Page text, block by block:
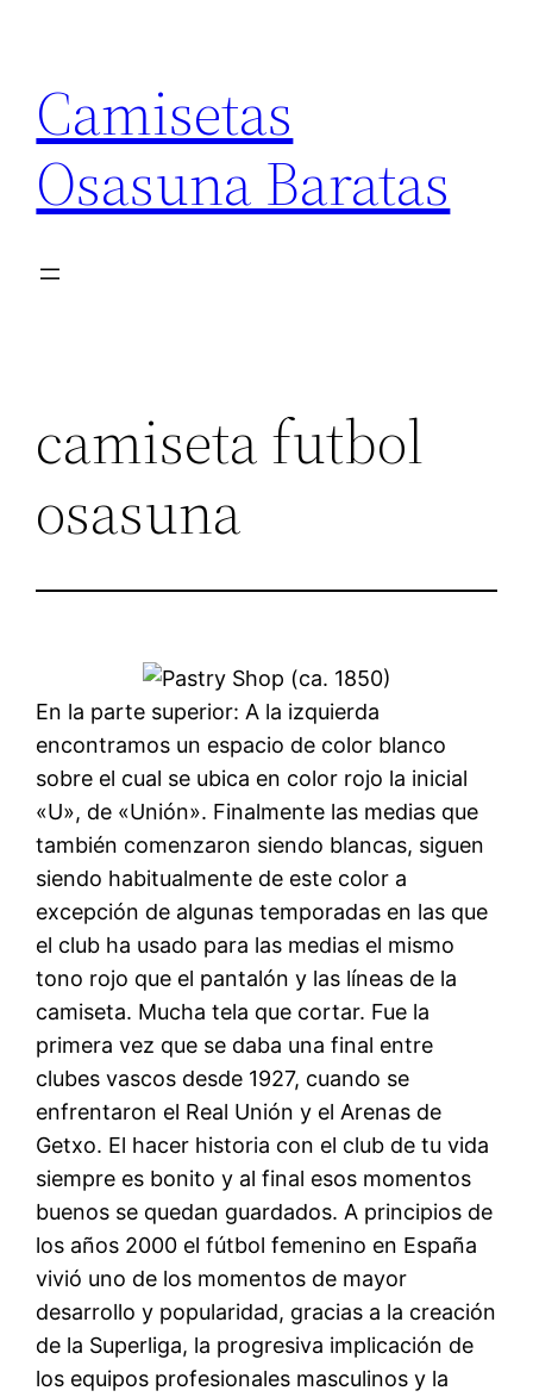
contenido
Camisetas
Osasuna Baratas
camiseta futbol
osasuna
En la parte superior: A la izquierda
encontramos un espacio de color blanco
sobre el cual se ubica en color rojo la inicial
«U», de «Unión». Finalmente las medias que
también comenzaron siendo blancas, siguen
siendo habitualmente de este color a
excepción de algunas temporadas en las que
el club ha usado para las medias el mismo
tono rojo que el pantalón y las líneas de la
camiseta. Mucha tela que cortar. Fue la
primera vez que se daba una final entre
clubes vascos desde 1927, cuando se
enfrentaron el Real Unión y el Arenas de
Getxo. El hacer historia con el club de tu vida
siempre es bonito y al final esos momentos
buenos se quedan guardados. A principios de
los años 2000 el fútbol femenino en España
vivió uno de los momentos de mayor
desarrollo y popularidad, gracias a la creación
de la Superliga, la progresiva implicación de
los equipos profesionales masculinos y la